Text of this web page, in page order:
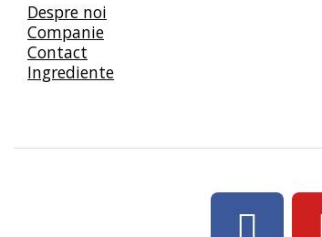
Despre noi
Companie
Contact
Ingrediente